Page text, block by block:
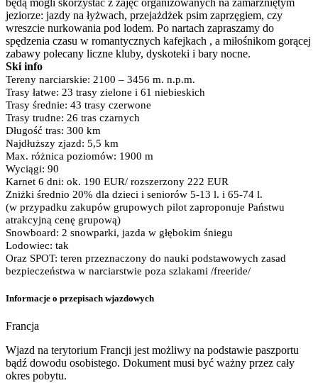
jeziorze: jazdy na łyżwach, przejażdżek psim zaprzęgiem, czy
wreszcie nurkowania pod lodem. Po nartach zapraszamy do
spędzenia czasu w romantycznych kafejkach , a miłośnikom gorącej
zabawy polecany liczne kluby, dyskoteki i bary nocne.
Ski info
Tereny narciarskie: 2100 – 3456 m. n.p.m.
Trasy łatwe: 23 trasy zielone i 61 niebieskich
Trasy średnie: 43 trasy czerwone
Trasy trudne: 26 tras czarnych
Długość tras: 300 km
Najdłuższy zjazd: 5,5 km
Max. różnica poziomów: 1900 m
Wyciągi: 90
Karnet 6 dni: ok. 190 EUR/ rozszerzony 222 EUR
Zniżki średnio 20% dla dzieci i seniorów 5-13 l. i 65-74 l.
(w przypadku zakupów grupowych pilot zaproponuje Państwu
atrakcyjną cenę grupową)
Snowboard: 2 snowparki, jazda w głębokim śniegu
Lodowiec: tak
Oraz SPOT: teren przeznaczony do nauki podstawowych zasad
bezpieczeństwa w narciarstwie poza szlakami /freeride/
Informacje o przepisach wjazdowych
Francja
​Wjazd na terytorium Francji jest możliwy na podstawie paszportu
bądź dowodu osobistego. Dokument musi być ważny przez cały
okres pobytu.